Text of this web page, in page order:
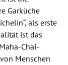
auf Taxameter
bedecken
Garküche
als erste
ist das
Chai-
Menschen